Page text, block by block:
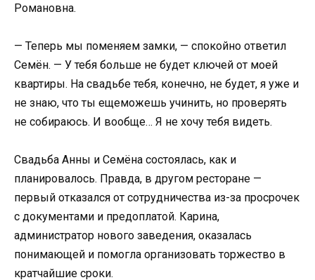
Романовна.
— Теперь мы поменяем замки, — спокойно ответил
Семён. — У тебя больше не будет ключей от моей
квартиры. На свадьбе тебя, конечно, не будет, я уже и
не знаю, что ты ещеможешь учинить, но проверять
не собираюсь. И вообще… Я не хочу тебя видеть.
Свадьба Анны и Семёна состоялась, как и
планировалось. Правда, в другом ресторане —
первый отказался от сотрудничества из-за просрочек
с документами и предоплатой. Карина,
администратор нового заведения, оказалась
понимающей и помогла организовать торжество в
кратчайшие сроки.